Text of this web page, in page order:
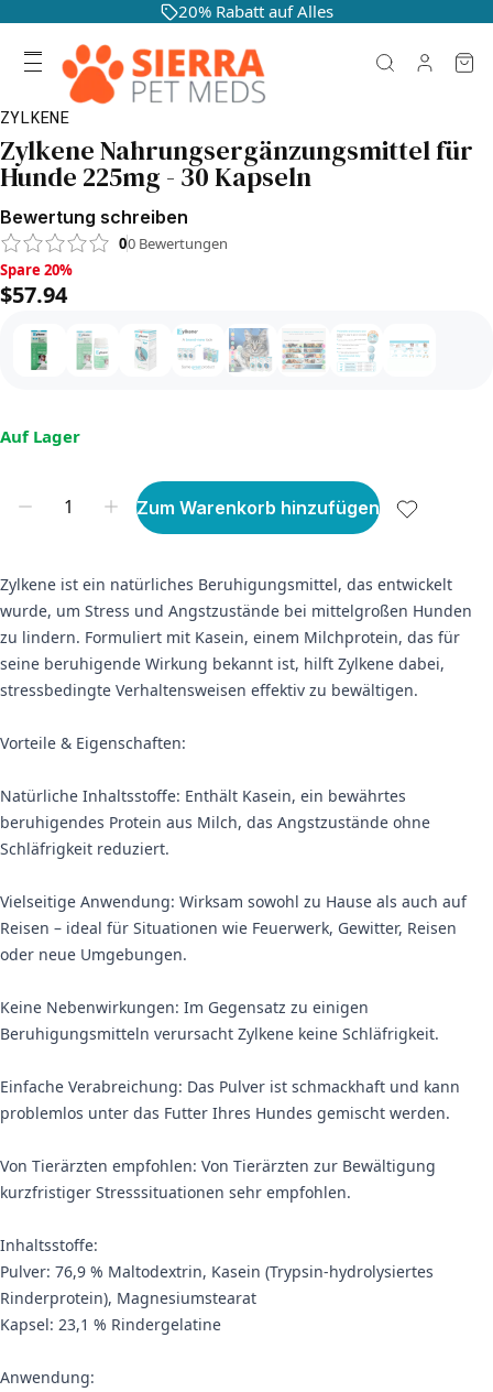
20% Rabatt auf Alles
ZYLKENE
Zylkene Nahrungsergänzungsmittel für
Hunde 225mg - 30 Kapseln
Bewertung schreiben
00 Bewertungen
Spare 20%, $57.94
Spare 20%
$57.94
Auf Lager
Zum Warenkorb hinzufügen
Zylkene ist ein natürliches Beruhigungsmittel, das entwickelt
wurde, um Stress und Angstzustände bei mittelgroßen Hunden
zu lindern. Formuliert mit Kasein, einem Milchprotein, das für
seine beruhigende Wirkung bekannt ist, hilft Zylkene dabei,
stressbedingte Verhaltensweisen effektiv zu bewältigen.
Vorteile & Eigenschaften:
Natürliche Inhaltsstoffe: Enthält Kasein, ein bewährtes
beruhigendes Protein aus Milch, das Angstzustände ohne
Schläfrigkeit reduziert.
Vielseitige Anwendung: Wirksam sowohl zu Hause als auch auf
Reisen – ideal für Situationen wie Feuerwerk, Gewitter, Reisen
oder neue Umgebungen.
Keine Nebenwirkungen: Im Gegensatz zu einigen
Beruhigungsmitteln verursacht Zylkene keine Schläfrigkeit.
Einfache Verabreichung: Das Pulver ist schmackhaft und kann
problemlos unter das Futter Ihres Hundes gemischt werden.
Von Tierärzten empfohlen: Von Tierärzten zur Bewältigung
kurzfristiger Stresssituationen sehr empfohlen.
Inhaltsstoffe:
Pulver: 76,9 % Maltodextrin, Kasein (Trypsin-hydrolysiertes
Rinderprotein), Magnesiumstearat
Kapsel: 23,1 % Rindergelatine
Anwendung: